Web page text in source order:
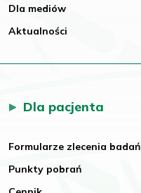
Dla mediów
Aktualności
Dla pacjenta
Formularze zlecenia badań
Punkty pobrań